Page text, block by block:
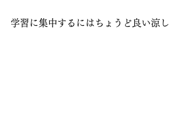
学習に集中するにはちょうど良い涼し